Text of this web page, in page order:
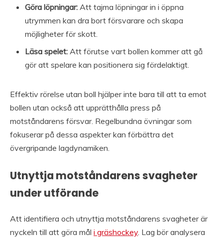
Göra löpningar: Att tajma löpningar in i öppna
utrymmen kan dra bort försvarare och skapa
möjligheter för skott.
Läsa spelet: Att förutse vart bollen kommer att gå
gör att spelare kan positionera sig fördelaktigt.
Effektiv rörelse utan boll hjälper inte bara till att ta emot
bollen utan också att upprätthålla press på
motståndarens försvar. Regelbundna övningar som
fokuserar på dessa aspekter kan förbättra det
övergripande lagdynamiken.
Utnyttja motståndarens svagheter
under utförande
Att identifiera och utnyttja motståndarens svagheter är
nyckeln till att göra mål i gräshockey. Lag bör analysera